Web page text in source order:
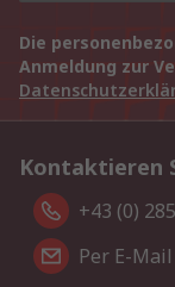
Die
Anmeldung zur
Kontaktieren
+43 (0)
Per E-